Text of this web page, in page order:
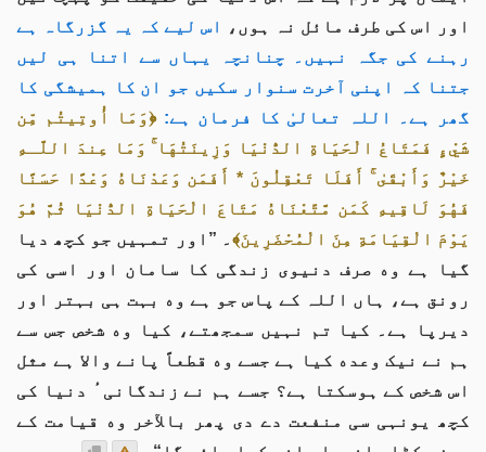
اور اس کی طرف مائل نہ ہوں،
اس لیے کہ یہ گزرگاہ ہے
رہنے کی جگہ نہیں۔ چنانچہ یہاں سے اتنا ہی لیں
جتنا کہ اپنی آخرت سنوار سکیں جو ان کا ہمیشگی کا
گھر ہے۔ اللہ تعالیٰ کا فرمان ہے: ﴿وَمَا أُوتِيتُم مِّن
شَيْءٍ فَمَتَاعُ الْحَيَاةِ الدُّنْيَا وَزِينَتُهَا ۚ وَمَا عِندَ اللَّـهِ
خَيْرٌ وَأَبْقَىٰ ۚ أَفَلَا تَعْقِلُونَ * أَفَمَن وَعَدْنَاهُ وَعْدًا حَسَنًا
فَهُوَ لَاقِيهِ كَمَن مَّتَّعْنَاهُ مَتَاعَ الْحَيَاةِ الدُّنْيَا ثُمَّ هُوَ
يَوْمَ الْقِيَامَةِ مِنَ الْمُحْضَرِينَ﴾۔ ”اور تمہیں جو کچھ دیا
گیا ہے وه صرف دنیوی زندگی کا سامان اور اسی کی
رونق ہے، ہاں اللہ کے پاس جو ہے وه بہت ہی بہتر اور
دیرپا ہے۔ کیا تم نہیں سمجھتے، کیا وه شخص جس سے
ہم نے نیک وعده کیا ہے جسے وه قطعاً پانے واﻻ ہے مثل
اس شخص کے ہوسکتا ہے؟ جسے ہم نے زندگانیٴ دنیا کی
کچھ یونہی سی منفعت دے دی پھر بالآخر وه قیامت کے